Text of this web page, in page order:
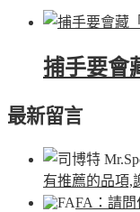
捕手要會
最新留言
有推薦的品項,
FA ：請